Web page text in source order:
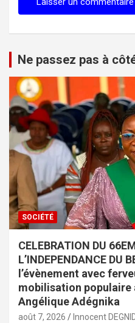
Ne passez pas à
SOCIÉTÉ
CELEBRATION DU
L’INDEPENDANCE DU
l’évènement avec
mobilisation populaire
Angélique Adégnika
août 7, 2026 Innocent